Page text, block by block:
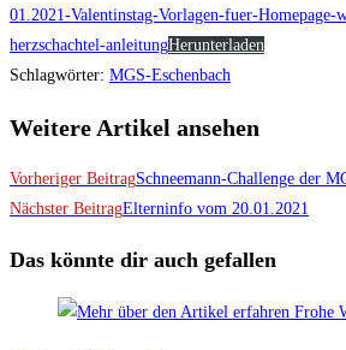
01.2021-Valentinstag-Vorlagen-fuer-Homepage-
herzschachtel-anleitungHerunterladen
Schlagwörter: MGS-Eschenbach
Weitere Artikel ansehen
Vorheriger BeitragSchneemann-Challenge der
Nächster BeitragElterninfo vom 20.01.2021
Das könnte dir auch gefallen